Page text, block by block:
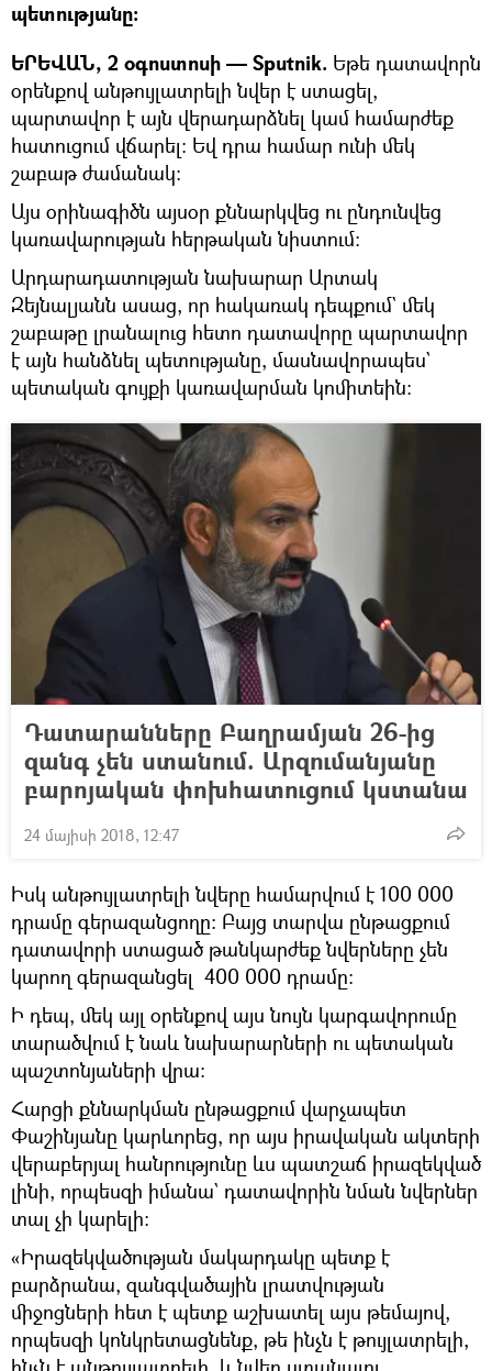
պետությանը:
ԵՐԵՎԱՆ, 2 օգոստոսի — Sputnik. Եթե դատավորն
օրենքով անթույլատրելի նվեր է ստացել,
պարտավոր է այն վերադարձնել կամ համարժեք
հատուցում վճարել: Եվ դրա համար ունի մեկ
շաբաթ ժամանակ:
Այս օրինագիծն այսօր քննարկվեց ու ընդունվեց
կառավարության հերթական նիստում:
Արդարադատության նախարար Արտակ
Զեյնալյանն ասաց, որ հակառակ դեպքում` մեկ
շաբաթը լրանալուց հետո դատավորը պարտավոր
է այն հանձնել պետությանը, մասնավորապես`
պետական գույքի կառավարման կոմիտեին:
Դատարանները Բաղրամյան 26-ից
զանգ չեն ստանում. Արզումանյանը
բարոյական փոխհատուցում կստանա
24 մայիսի 2018, 12:47
Իսկ անթույլատրելի նվերը համարվում է 100 000
դրամը գերազանցողը: Բայց տարվա ընթացքում
դատավորի ստացած թանկարժեք նվերները չեն
կարող գերազանցել 400 000 դրամը:
Ի դեպ, մեկ այլ օրենքով այս նույն կարգավորումը
տարածվում է նաև նախարարների ու պետական
պաշտոնյաների վրա:
Հարցի քննարկման ընթացքում վարչապետ
Փաշինյանը կարևորեց, որ այս իրավական ակտերի
վերաբերյալ հանրությունը ևս պատշաճ իրազեկված
լինի, որպեսզի իմանա` դատավորին նման նվերներ
տալ չի կարելի:
«Իրազեկվածության մակարդակը պետք է
բարձրանա, զանգվածային լրատվության
միջոցների հետ է պետք աշխատել այս թեմայով,
որպեսզի կոնկրետացնենք, թե ինչն է թույլատրելի,